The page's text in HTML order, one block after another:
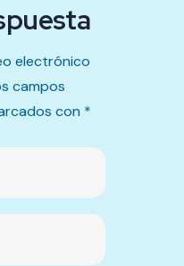
electrónico
campos
con *